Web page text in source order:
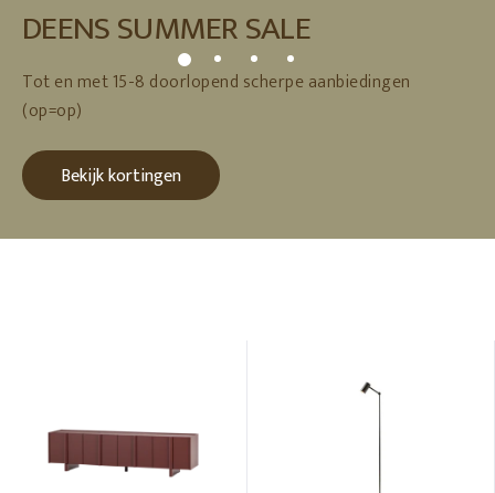
DEENS SUMMER SALE
Tot en met 15-8 doorlopend scherpe aanbiedingen
(op=op)
Bekijk kortingen